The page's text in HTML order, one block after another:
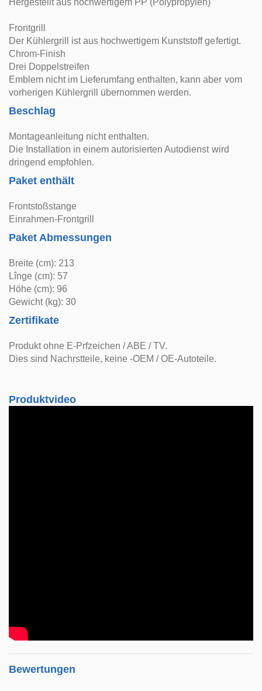
Hergestellt aus hochwertigem PP (Polypropylen)
Frontgrill
Der Kühlergrill ist aus hochwertigem Kunststoff gefertigt.
Chrom-Finish
Drei Doppelstreifen
Emblem nicht im Lieferumfang enthalten, kann aber vom
vorherigen Kühlergrill übernommen werden.
Beschlag
Montageanleitung nicht enthalten.
Die Installation in einem autorisierten Autodienst wird
dringend empfohlen.
Paket enthält
Frontstoßstange
Einrahmen-Frontgrill
Paket Abmessungen
Breite (cm): 213
Lînge (cm): 57
Höhe (cm): 96
Gewicht (kg): 30
Zertifikate
Produkt ohne E-Prfzeichen / ABE / TV.
Dies sind Nachrstteile, keine -OEM / OE-Autoteile.
Produktvideo
Bewertungen